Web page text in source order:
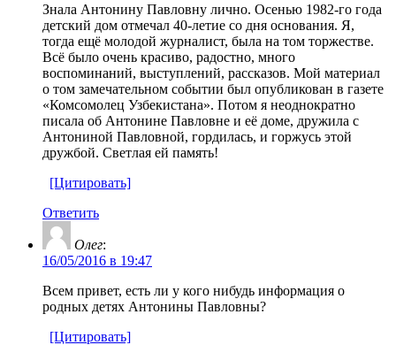
Знала Антонину Павловну лично. Осенью 1982-го года
детский дом отмечал 40-летие со дня основания. Я,
тогда ещё молодой журналист, была на том торжестве.
Всё было очень красиво, радостно, много
воспоминаний, выступлений, рассказов. Мой материал
о том замечательном событии был опубликован в газете
«Комсомолец Узбекистана». Потом я неоднократно
писала об Антонине Павловне и её доме, дружила с
Антониной Павловной, гордилась, и горжусь этой
дружбой. Светлая ей память!
[Цитировать]
Ответить
Олег:
16/05/2016 в 19:47
Всем привет, есть ли у кого нибудь информация о
родных детях Антонины Павловны?
[Цитировать]